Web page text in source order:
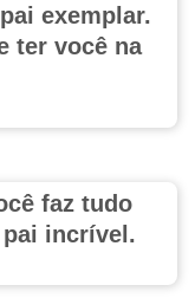
exemplar.
ter você na
faz tudo
pai incrível.